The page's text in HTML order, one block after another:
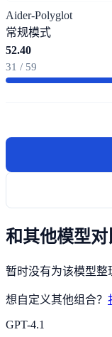
Aider-Polyglot
常规模式
52.40
31 / 59
和其他模型对
暂时没有为该模型整
想自定义其他组合？
GPT-4.1